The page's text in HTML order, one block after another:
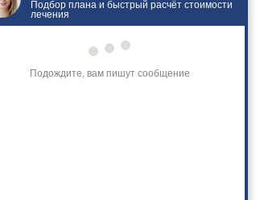
Подбор плана и быстрый расчёт стоимости
лечения
Добрый день. Напишите, что вас
лечения и сориентирую по стоимости.